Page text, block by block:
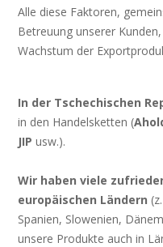
Alle diese Faktoren,
Betreuung unserer
Wachstum der
In der Tschechischen
in den Handelsketten (
JIP usw.).
Wir haben viele
europäischen Ländern
Spanien, Slowenien,
unsere Produkte auch in